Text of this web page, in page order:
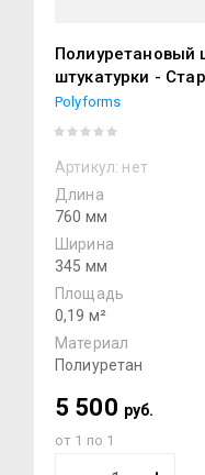
Полиуретановый
штукатурки -
Polyforms
Артикул: нет
Длина
760 мм
Ширина
345 мм
Площадь
0,19 м²
Материал
Полиуретан
5 500 руб.
от 1 по 1